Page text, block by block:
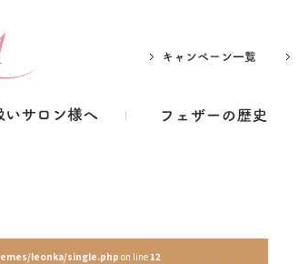
leonka/single.php on line12